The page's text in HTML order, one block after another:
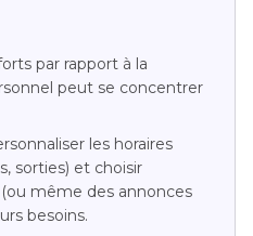
par rapport à la
peut se concentrer
les horaires
sorties) et choisir
même des annonces
besoins.